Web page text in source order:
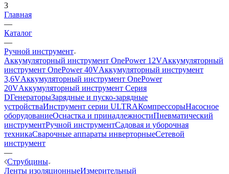
3
Главная
—
Каталог
—
Ручной инструмент
Аккумуляторный инструмент OnePower 12VАккумуляторный
инструмент OnePower 40VАккумуляторный инструмент
3,6VАккумуляторный инструмент OnePower
20VАккумуляторный инструмент Серия
DГенераторыЗарядные и пуско-зарядные
устройстваИнструмент серии ULTRAКомпрессорыНасосное
оборудованиеОснастка и принадлежностиПневматический
инструментРучной инструментСадовая и уборочная
техникаСварочные аппараты инверторныеСетевой
инструмент
—
Струбцины
Ленты изоляционныеИзмерительный